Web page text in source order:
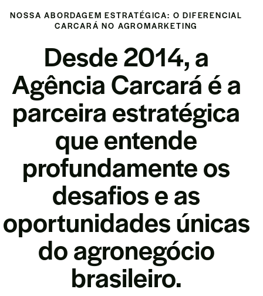
NOSSA ABORDAGEM ESTRATÉGICA: O DIFERENCIAL
CARCARÁ NO AGROMARKETING
Desde 2014, a
Agência Carcará é a
parceira estratégica
que entende
profundamente os
desafios e as
oportunidades únicas
do agronegócio
brasileiro.